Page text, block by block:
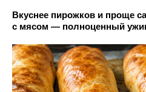
Вкуснее пирожков и проще
с мясом — полноценный